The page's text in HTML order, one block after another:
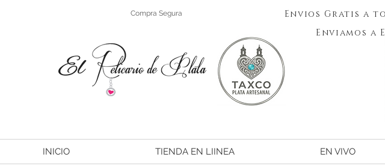
Compra Segura
Envios Gratis a
Enviamos a
INICIO TIENDA EN LIINEA EN VIVO